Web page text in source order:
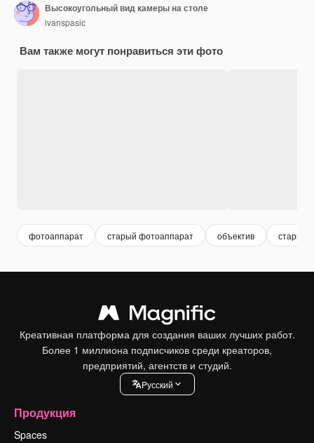
Высокоугольный вид камеры на столе
ivanspasic
Вам также могут понравиться эти фото
фотоаппарат старый фотоаппарат объектив старый
Креативная платформа для создания ваших лучших работ.
Более 1 миллиона подписчиков среди креаторов,
предприятий, агентств и студий.
Pусский
Продукция
Spaces